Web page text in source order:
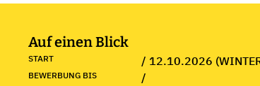
Auf einen Blick
START / 12.10.2026
BEWERBUNG BIS /